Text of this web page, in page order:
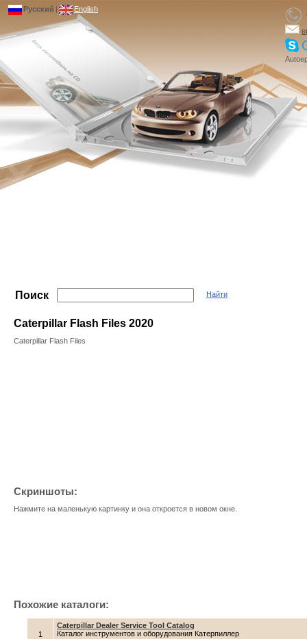
Русский | English
Поиск Найти
Caterpillar Flash Files 2020
Caterpillar Flash Files
Скриншоты:
Нажмите на маленькую картинку и она откроется в новом окне.
Похожие каталоги:
1
Caterpillar Dealer Service Tool Catalog
Каталог инструментов и оборудования Катерпиллер